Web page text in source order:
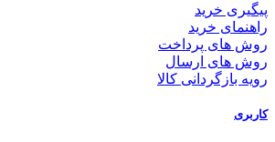
پیگیری خرید
راهنمای خرید
روش های پرداخت
روش های ارسال
رویه بازگردانی کالا
کاربری